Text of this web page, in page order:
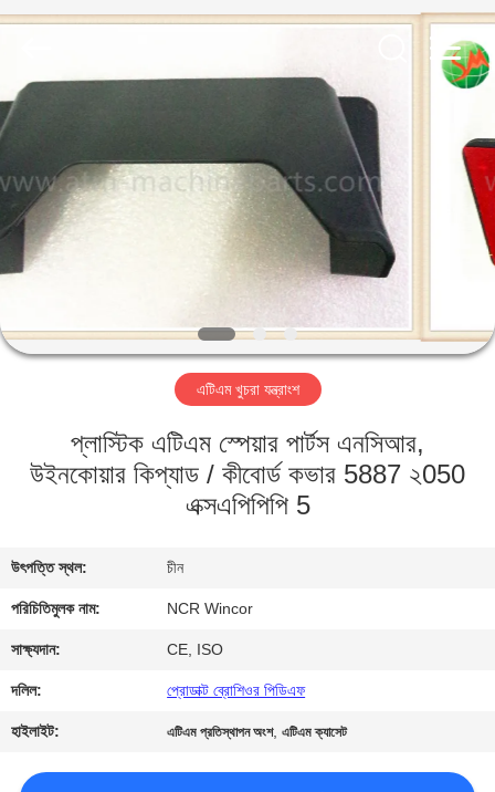
বাড়ি
পণ্য
আমাদের
কারখানা
মান
যোগাযোগ
করুন
খবর
International
Reserved.
এটিএম খুচরা যন্ত্রাংশ
প্লাস্টিক এটিএম স্পেয়ার পার্টস এনসিআর,
উইনকোয়ার কিপ্যাড / কীবোর্ড কভার 5887 ২050
এক্সএপিপিপি 5
উৎপত্তি স্থল: চীন
পরিচিতিমুলক নাম: NCR Wincor
সাক্ষ্যদান: CE, ISO
দলিল: প্রোডাক্ট ব্রোশিওর পিডিএফ
হাইলাইট: এটিএম প্রতিস্থাপন অংশ,এটিএম ক্যাসেট